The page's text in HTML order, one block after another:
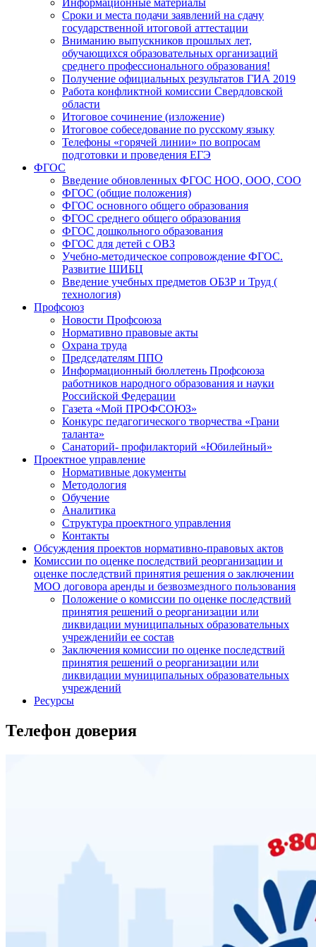
Информационные материалы
Сроки и места подачи заявлений на сдачу
государственной итоговой аттестации
Вниманию выпускников прошлых лет,
обучающихся образовательных организаций
среднего профессионального образования!
Получение официальных результатов ГИА 2019
Работа конфликтной комиссии Свердловской
области
Итоговое сочинение (изложение)
Итоговое собеседование по русскому языку
Телефоны «горячей линии» по вопросам
подготовки и проведения ЕГЭ
ФГОС
Введение обновленных ФГОС НОО, ООО, СОО
ФГОС (общие положения)
ФГОС основного общего образования
ФГОС среднего общего образования
ФГОС дошкольного образования
ФГОС для детей с ОВЗ
Учебно-методическое сопровождение ФГОС.
Развитие ШИБЦ
Введение учебных предметов ОБЗР и Труд (
технология)
Профсоюз
Новости Профсоюза
Нормативно правовые акты
Охрана труда
Председателям ППО
Информационный бюллетень Профсоюза
работников народного образования и науки
Российской Федерации
Газета «Мой ПРОФСОЮЗ»
Конкурс педагогического творчества «Грани
таланта»
Санаторий- профилакторий «Юбилейный»
Проектное управление
Нормативные документы
Методология
Обучение
Аналитика
Структура проектного управления
Контакты
Обсуждения проектов нормативно-правовых актов
Комиссии по оценке последствий реорганизации и
оценке последствий принятия решения о заключении
МОО договора аренды и безвозмездного пользования
Положение о комиссии по оценке последствий
принятия решений о реорганизации или
ликвидации муниципальных образовательных
учрежденийи ее состав
Заключения комиссии по оценке последствий
принятия решений о реорганизации или
ликвидации муниципальных образовательных
учреждений
Ресурсы
Телефон доверия